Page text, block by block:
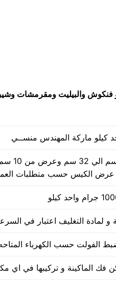
و فنكوش والبيليت ومقرمشات
عرض الكيس حسب متطلبات